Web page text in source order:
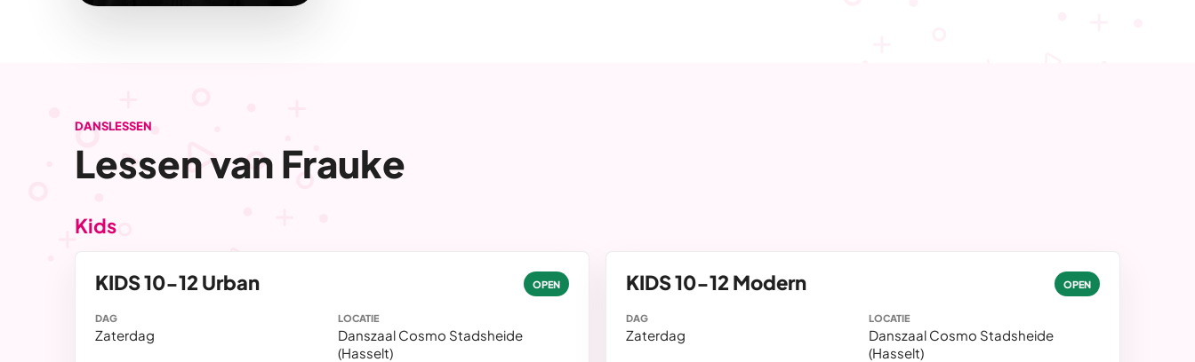
DANSLESSEN
Lessen van Frauke
Kids
KIDS 10-12 Urban OPEN
DAG
Zaterdag
LOCATIE
Danszaal Cosmo Stadsheide
(Hasselt)
KIDS 10-12 Modern OPEN
DAG
Zaterdag
LOCATIE
Danszaal Cosmo Stadsheide
(Hasselt)